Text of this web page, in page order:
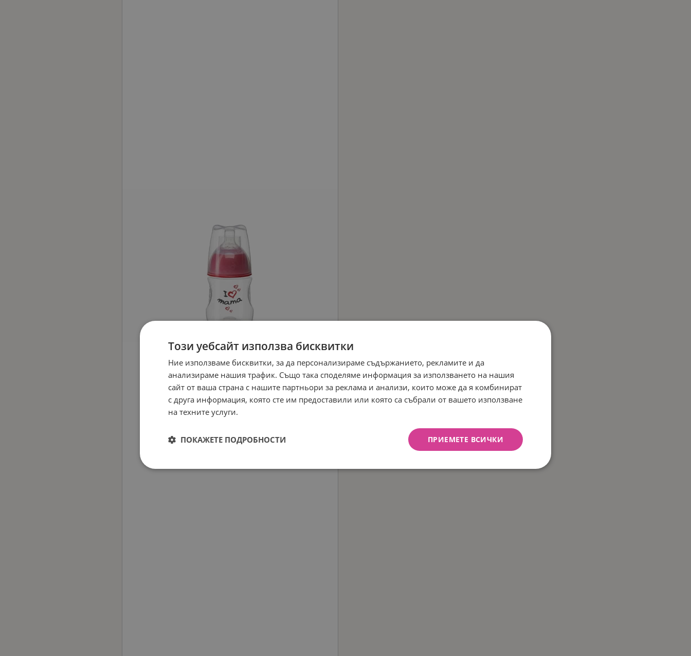
Този уебсайт използва бисквитки
Ние използваме бисквитки, за да персонализираме съдържанието, рекламите и да
анализираме нашия трафик. Също така споделяме информация за използването на нашия
сайт от ваша страна с нашите партньори за реклама и анализи, които може да я комбинират
с друга информация, която сте им предоставили или която са събрали от вашето използване
на техните услуги.
ПРИЕМЕТЕ ВСИЧКИ
ПОКАЖЕТЕ ПОДРОБНОСТИ